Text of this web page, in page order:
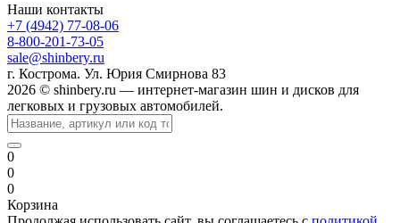
Наши контакты
+7 (4942) 77-08-06
8-800-201-73-05
sale@shinbery.ru
г. Кострома. Ул. Юрия Смирнова 83
2026 © shinbery.ru — интернет-магазин шин и дисков для
легковых и грузовых автомобилей.
0
0
0
Корзина